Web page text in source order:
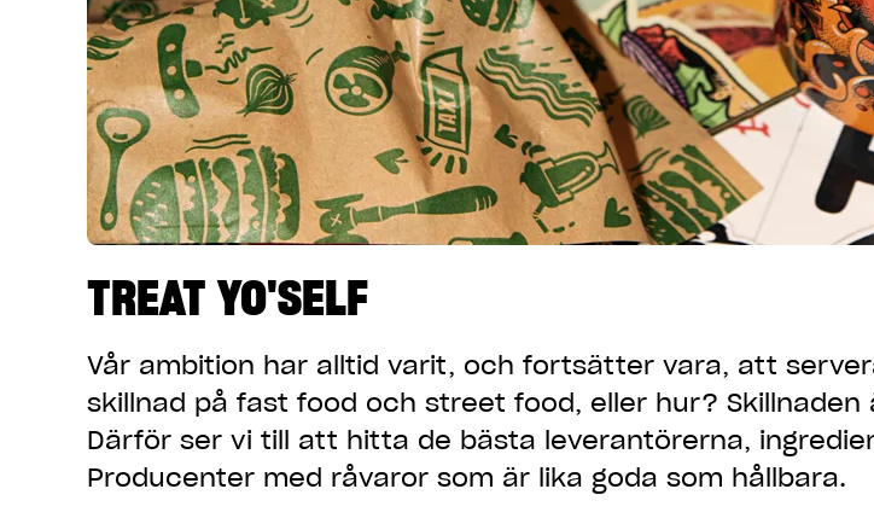
TREAT YO'SELF
Vår ambition har alltid varit, och fortsätter vara, att
skillnad på fast food och street food, eller hur? Skillnaden
Därför ser vi till att hitta de bästa leverantörerna,
Producenter med råvaror som är lika goda som hållbara.